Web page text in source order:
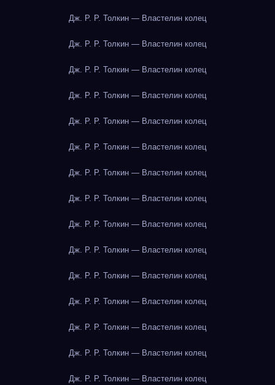
Дж. Р. Р. Толкин — Властелин колец
Дж. Р. Р. Толкин — Властелин колец
Дж. Р. Р. Толкин — Властелин колец
Дж. Р. Р. Толкин — Властелин колец
Дж. Р. Р. Толкин — Властелин колец
Дж. Р. Р. Толкин — Властелин колец
Дж. Р. Р. Толкин — Властелин колец
Дж. Р. Р. Толкин — Властелин колец
Дж. Р. Р. Толкин — Властелин колец
Дж. Р. Р. Толкин — Властелин колец
Дж. Р. Р. Толкин — Властелин колец
Дж. Р. Р. Толкин — Властелин колец
Дж. Р. Р. Толкин — Властелин колец
Дж. Р. Р. Толкин — Властелин колец
Дж. Р. Р. Толкин — Властелин колец